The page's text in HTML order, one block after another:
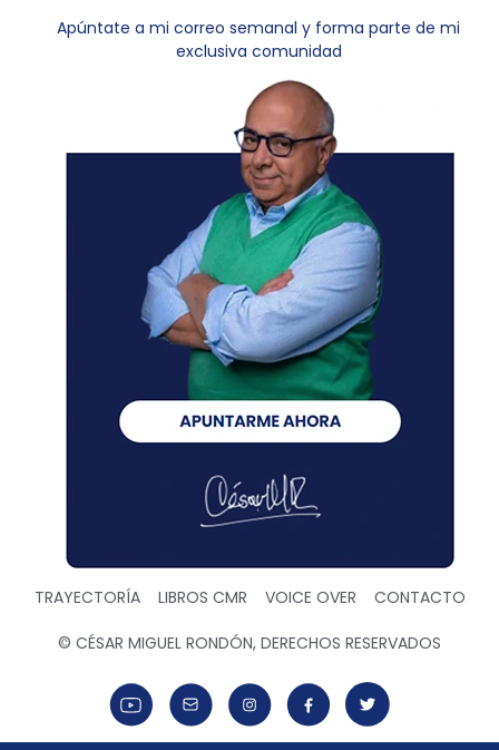
Apúntate a mi correo semanal y forma parte de mi
exclusiva comunidad
TRAYECTORÍA LIBROS CMR VOICE OVER CONTACTO
© CÉSAR MIGUEL RONDÓN, DERECHOS RESERVADOS